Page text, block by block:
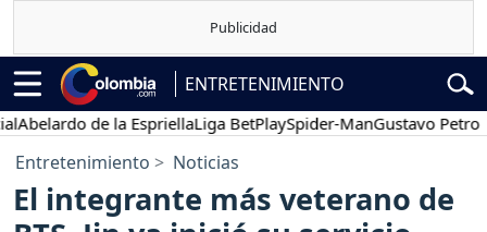
ENTRETENIMIENTO
de la EspriellaLiga BetPlaySpider-ManGustavo Petro
Entretenimiento Noticias
El integrante más veterano de